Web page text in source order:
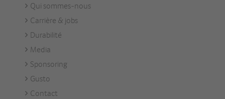
Footer
Unternehmen
Qui sommes-nous
Carrière & jobs
Durabilité
Media
Sponsoring
Gusto
Contact